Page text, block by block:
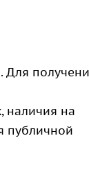
Для
наличия на
публичной